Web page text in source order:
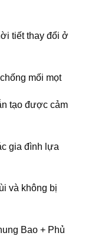
tiết thay đổi ở
mối mọt
tạo được cảm
gia đình lựa
và không bị
Bao + Phủ